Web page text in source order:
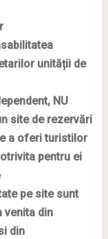
unității de
NU
site de rezervări
a oferi turistilor
pentru ei
pe site sunt
venita din
din